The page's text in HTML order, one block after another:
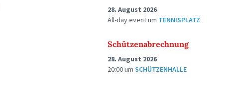
28. August 2026
All-day eventum TENNISPLATZ
Schützenabrechnung
28. August 2026
20:00umSCHÜTZENHALLE